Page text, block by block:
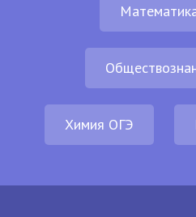
Химия ОГЭ